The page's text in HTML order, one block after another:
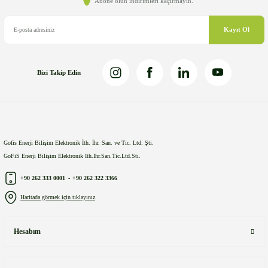
Kayıt Ol
Bizi Takip Edin
Gofis Enerji Bilişim Elektronik İth. İhr. San. ve Tic. Ltd. Şti.
GoFiS Enerji Bilişim Elektronik Ith.Ihr.San.Tic.Ltd.Sti.
+90 262 333 0001 - +90 262 322 3366
Haritada görmek için tıklayınız
Hesabım